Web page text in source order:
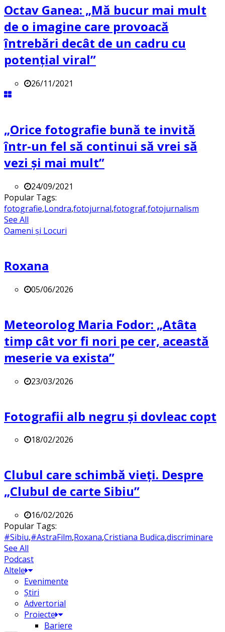
Octav Ganea: „Mă bucur mai mult
de o imagine care provoacă
întrebări decât de un cadru cu
potenţial viral”
26/11/2021
„Orice fotografie bună te invită
într-un fel să continui să vrei să
vezi și mai mult”
24/09/2021
Popular Tags:
fotografie,Londra,fotojurnal,fotograf,fotojurnalism
See All
Oameni și Locuri
Roxana
05/06/2026
Meteorolog Maria Fodor: „Atâta
timp cât vor fi nori pe cer, această
meserie va exista”
23/03/2026
Fotografii alb negru și dovleac copt
18/02/2026
Clubul care schimbă vieți. Despre
„Clubul de carte Sibiu”
16/02/2026
Popular Tags:
#Sibiu,#AstraFilm,Roxana,Cristiana Budica,discriminare
See All
Podcast
Altele
Evenimente
Știri
Advertorial
Proiecte
Bariere